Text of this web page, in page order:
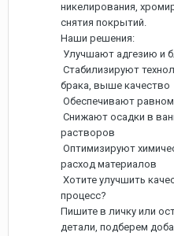
никелирования,
снятия покрытий.
Наши решения:
Улучшают адгезию и
Стабилизируют
брака, выше качество
Обеспечивают
Снижают осадки в
растворов
Оптимизируют
расход материалов
Хотите улучшить
процесс?
Пишите в личку или
детали, подберем